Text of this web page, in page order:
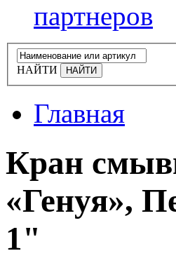
партнеров
НАЙТИ
Главная
Кран
«Генуя»,
1"